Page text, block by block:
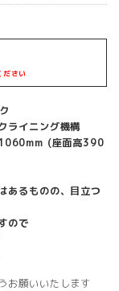
ださい
ライニング機構
(座面高390
あるものの、目立つ
ので
お願いいたします